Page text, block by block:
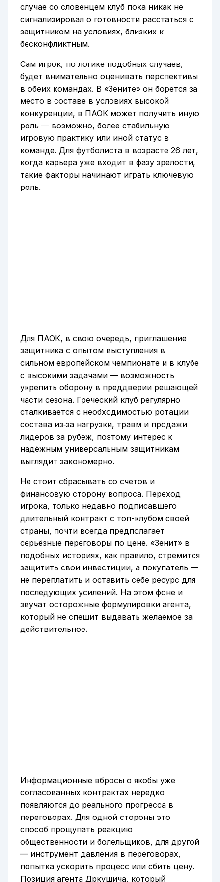
случае со словенцем клуб пока никак не
сигнализировал о готовности расстаться с
защитником на условиях, близких к
бесконфликтным.
Сам игрок, по логике подобных случаев,
будет внимательно оценивать перспективы
в обеих командах. В «Зените» он борется за
место в составе в условиях высокой
конкуренции, в ПАОК может получить иную
роль — возможно, более стабильную
игровую практику или иной статус в
команде. Для футболиста в возрасте 26 лет,
когда карьера уже входит в фазу зрелости,
такие факторы начинают играть ключевую
роль.
Для ПАОК, в свою очередь, приглашение
защитника с опытом выступления в
сильном европейском чемпионате и в клубе
с высокими задачами — возможность
укрепить оборону в преддверии решающей
части сезона. Греческий клуб регулярно
сталкивается с необходимостью ротации
состава из‑за нагрузки, травм и продажи
лидеров за рубеж, поэтому интерес к
надёжным универсальным защитникам
выглядит закономерно.
Не стоит сбрасывать со счетов и
финансовую сторону вопроса. Переход
игрока, только недавно подписавшего
длительный контракт с топ-клубом своей
страны, почти всегда предполагает
серьёзные переговоры по цене. «Зенит» в
подобных историях, как правило, стремится
защитить свои инвестиции, а покупатель —
не переплатить и оставить себе ресурс для
последующих усилений. На этом фоне и
звучат осторожные формулировки агента,
который не спешит выдавать желаемое за
действительное.
Информационные вбросы о якобы уже
согласованных контрактах нередко
появляются до реального прогресса в
переговорах. Для одной стороны это
способ прощупать реакцию
общественности и болельщиков, для другой
— инструмент давления в переговорах,
попытка ускорить процесс или сбить цену.
Позиция агента Дркушича, который